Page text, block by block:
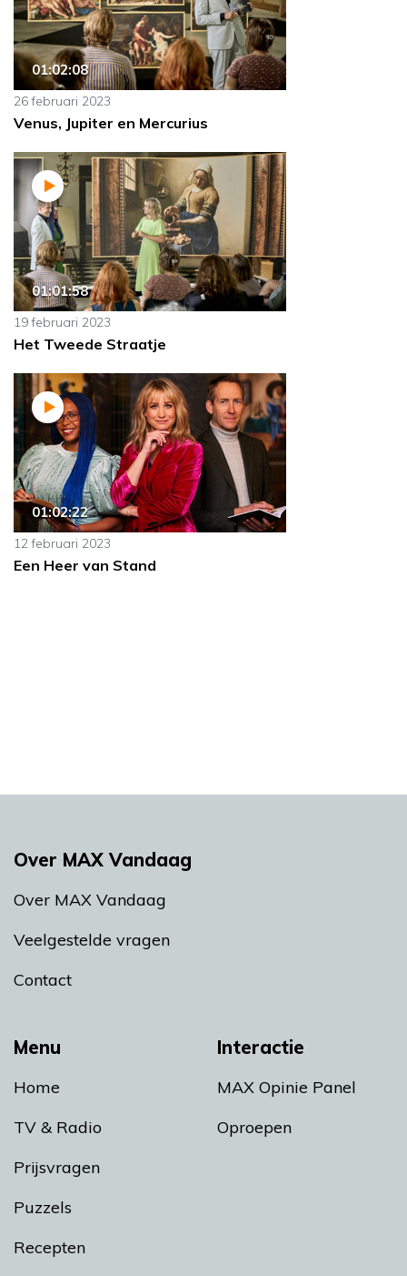
01:02:08
26 februari 2023
Venus, Jupiter en Mercurius
01:01:58
19 februari 2023
Het Tweede Straatje
01:02:22
12 februari 2023
Een Heer van Stand
Menu
Home
TV & Radio
Prijsvragen
Puzzels
Recepten
Interactie
MAX Opinie Panel
Oproepen
Over MAX Vandaag
Over MAX Vandaag
Veelgestelde vragen
Contact